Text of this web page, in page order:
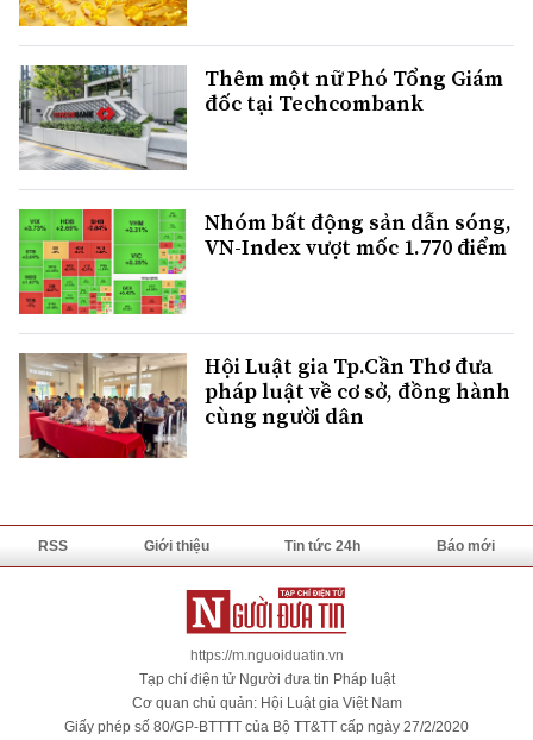
Thêm một nữ Phó Tổng Giám
đốc tại Techcombank
Nhóm bất động sản dẫn sóng,
VN-Index vượt mốc 1.770 điểm
Hội Luật gia Tp.Cần Thơ đưa
pháp luật về cơ sở, đồng hành
cùng người dân
RSS Giới thiệu Tin tức 24h Báo mới
https://m.nguoiduatin.vn
Tạp chí điện tử Người đưa tin Pháp luật
Cơ quan chủ quản: Hội Luật gia Việt Nam
Giấy phép số 80/GP-BTTTT của Bộ TT&TT cấp ngày 27/2/2020